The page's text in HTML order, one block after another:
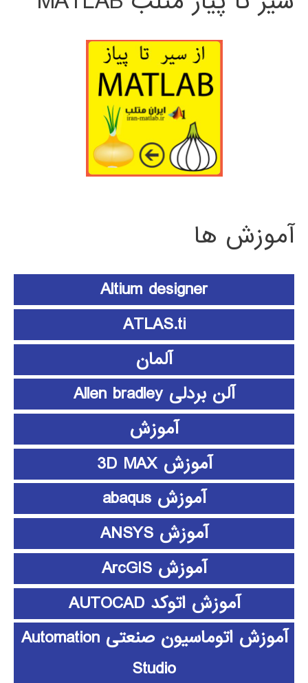
آموزش ها
Altium designer
ATLAS.ti
آلمان
آلن بردلی Allen bradley
آموزش
آموزش 3D MAX
آموزش abaqus
آموزش ANSYS
آموزش ArcGIS
آموزش اتوکد AUTOCAD
آموزش اتوماسیون صنعتی Automation
Studio